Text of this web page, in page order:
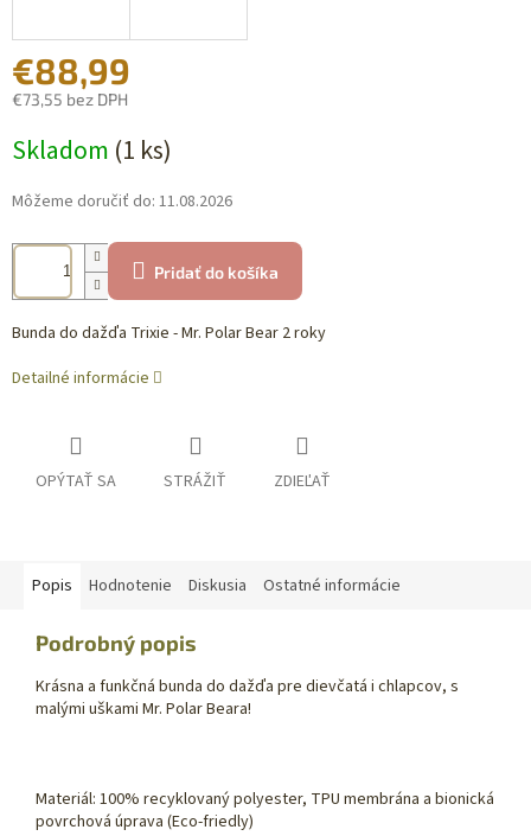
€88,99
€73,55 bez DPH
cena:
Skladom (1 ks)
Môžeme doručiť do: 11.08.2026
Pridať do košíka
Bunda do dažďa Trixie - Mr. Polar Bear 2 roky
Detailné informácie
OPÝTAŤ SA STRÁŽIŤ ZDIEĽAŤ
Popis Hodnotenie Diskusia Ostatné informácie
Podrobný popis
Krásna a funkčná bunda do dažďa pre dievčatá i chlapcov, s
malými uškami Mr. Polar Beara!
Materiál: 100% recyklovaný polyester, TPU membrána a bionická
povrchová úprava (Eco-friedly)